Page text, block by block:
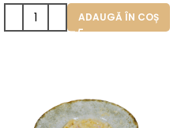
ADAUGĂ ÎN COȘ